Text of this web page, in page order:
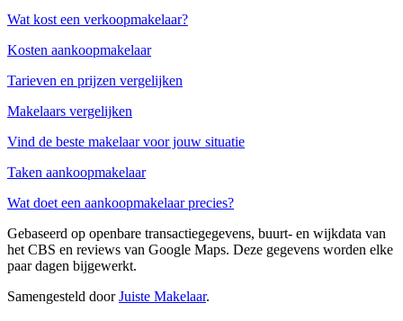
Wat kost een verkoopmakelaar?
Kosten aankoopmakelaar
Tarieven en prijzen vergelijken
Makelaars vergelijken
Vind de beste makelaar voor jouw situatie
Taken aankoopmakelaar
Wat doet een aankoopmakelaar precies?
Gebaseerd op openbare transactiegegevens, buurt- en wijkdata van
het CBS en reviews van Google Maps. Deze gegevens worden elke
paar dagen bijgewerkt.
Samengesteld doorJuiste Makelaar.